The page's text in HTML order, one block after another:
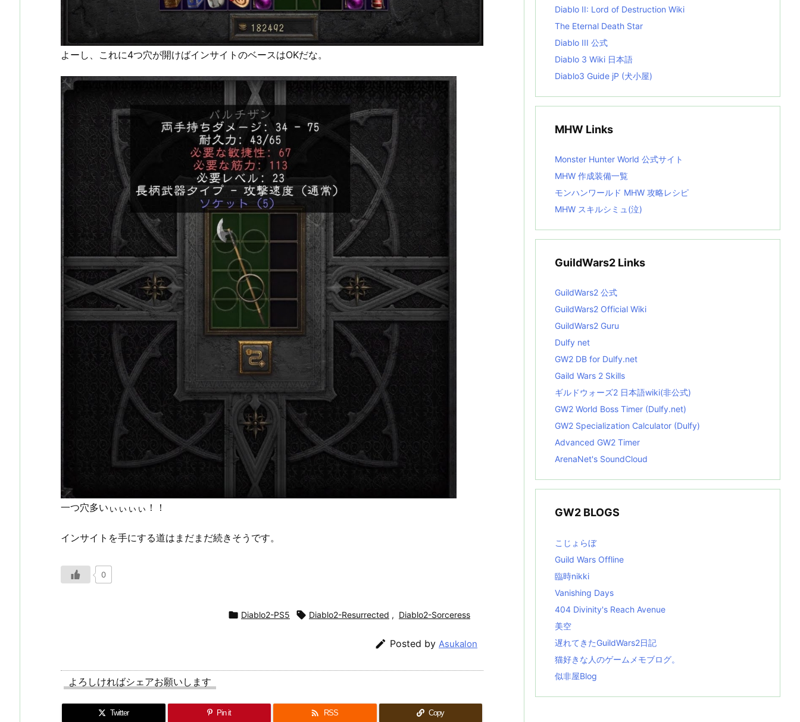
よーし、これに4つ穴が開けばインサイトのベースはOKだな。
一つ穴多いぃぃぃぃ！！
インサイトを手にする道はまだまだ続きそうです。
0
 Diablo2-PS5  Diablo2-Resurrected , Diablo2-Sorceress
 Posted by Asukalon
よろしければシェアお願いします
Twitter Pin it  RSS Copy
Diablo II: Lord of Destruction Wiki
The Eternal Death Star
Diablo III 公式
Diablo 3 Wiki 日本語
Diablo3 Guide jP (犬小屋)
MHW Links
Monster Hunter World 公式サイト
MHW 作成装備一覧
モンハンワールド MHW 攻略レシピ
MHW スキルシミュ(泣)
GuildWars2 Links
GuildWars2 公式
GuildWars2 Official Wiki
GuildWars2 Guru
Dulfy net
GW2 DB for Dulfy.net
Gaild Wars 2 Skills
ギルドウォーズ2 日本語wiki(非公式)
GW2 World Boss Timer (Dulfy.net)
GW2 Specialization Calculator (Dulfy)
Advanced GW2 Timer
ArenaNet's SoundCloud
GW2 BLOGS
こじょらぼ
Guild Wars Offline
臨時nikki
Vanishing Days
404 Divinity's Reach Avenue
美空
遅れてきたGuildWars2日記
猫好きな人のゲームメモブログ。
似非屋Blog